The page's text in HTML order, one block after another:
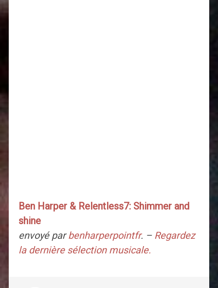
Ben Harper & Relentless7: Shimmer and
shine
envoyé parbenharperpointfr. – Regardez
la dernière sélection musicale.